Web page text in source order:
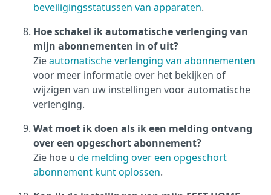
beveiligingsstatussen van apparaten.
Hoe schakel ik automatische verlenging van
mijn abonnementen in of uit?
Zieautomatische verlenging van abonnementen
voor meer informatie over het bekijken of
wijzigen van uw instellingen voor automatische
verlenging.
Wat moet ik doen als ik een melding ontvang
over een opgeschort abonnement?
Zie hoe u de melding over een opgeschort
abonnement kunt oplossen.